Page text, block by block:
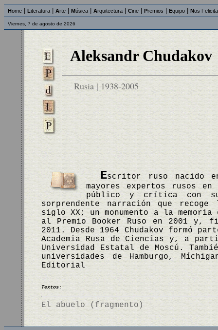
Home Literatura Arte Música Arquitectura Cine Premios Equipo Nos
Viernes, 7 de agosto de 2026
Aleksandr Chudakov
Rusia | 1938-2005
Escritor ruso nacido
mayores expertos rusos
público y crítica con
sorprendente narración que
siglo XX; un monumento a la
al Premio Booker Ruso en 2001 y,
2011. Desde 1964 Chudakov
Academia Rusa de Ciencias y, a
Universidad Estatal de Moscú.
universidades de Hamburgo,
Editorial
Textos:
El abuelo (fragmento)